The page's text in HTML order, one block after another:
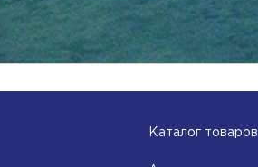
Каталог товаров